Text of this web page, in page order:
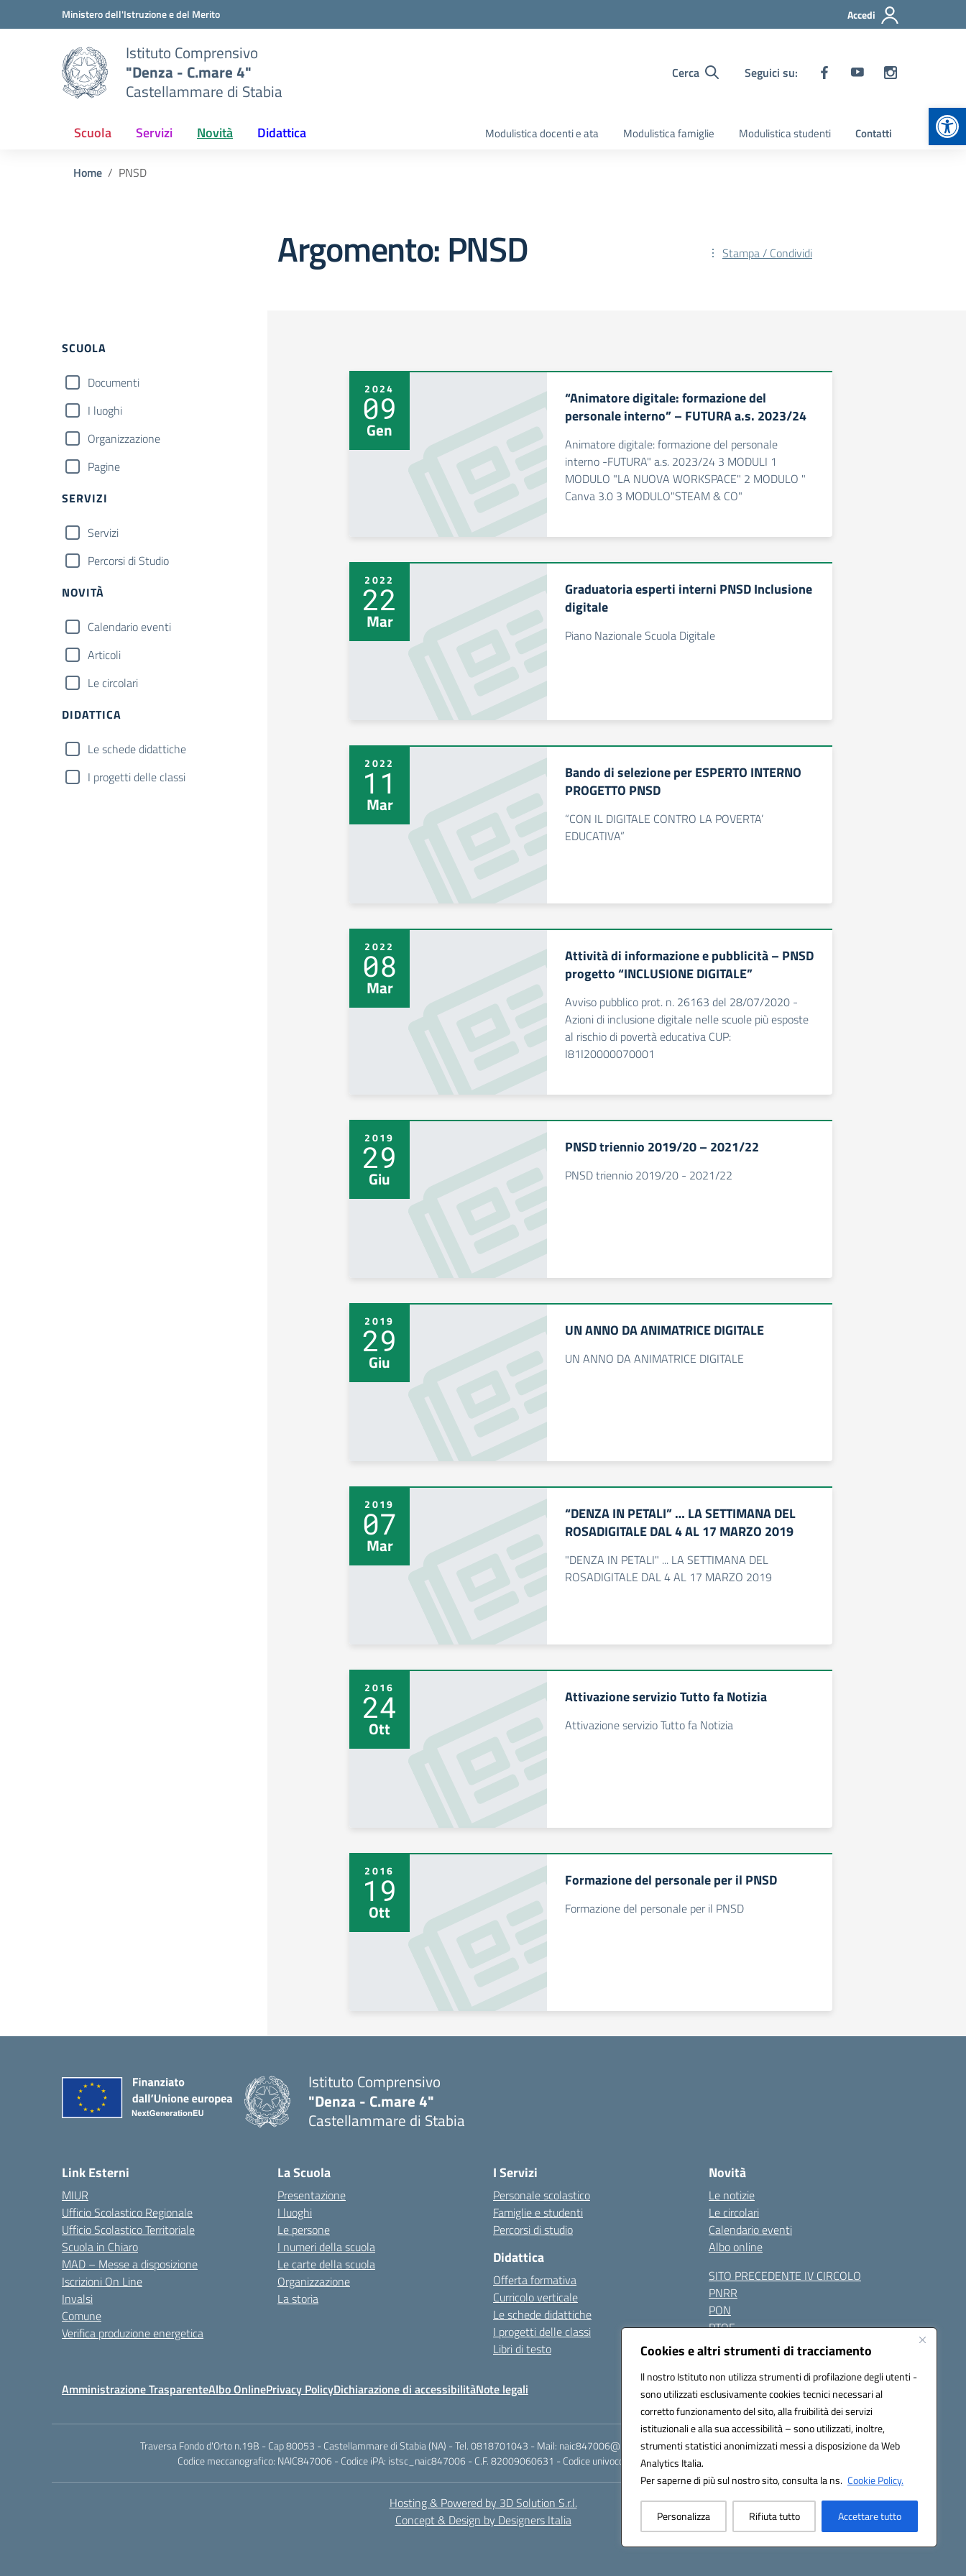
Cookies e altri strumenti di tracciamento
Il nostro Istituto non utilizza strumenti di profilazione degli utenti -
sono utilizzati esclusivamente cookies tecnici necessari al
corretto funzionamento del sito, alla fruibilità dei servizi
istituzionali e alla sua accessibilità – sono utilizzati, inoltre,
strumenti statistici anonimizzati messi a disposizione da Web
Analytics Italia.
Per saperne di più sul nostro sito, consulta la ns. Cookie Policy.
Personalizza Rifiuta tutto Accettare tutto
Vai ai contenuti
Vai al menu di navigazioneMinistero dell'Istruzione e del Merito Accedi
Istituto Comprensivo
"Denza - C.mare 4"
Castellammare di Stabia
Cerca Seguici su:
Scuola Servizi Novità Didattica Modulistica docenti e ata Modulistica famiglie Modulistica studenti Contatti
Home PNSD
Argomento: PNSD Stampa / Condividi
Filtri
SCUOLA
Documenti
I luoghi
Organizzazione
Pagine
SERVIZI
Servizi
Percorsi di Studio
NOVITÀ
Calendario eventi
Articoli
Le circolari
DIDATTICA
Le schede didattiche
I progetti delle classi
2024
09
Gen
“Animatore digitale: formazione del
personale interno” – FUTURA a.s. 2023/24
Animatore digitale: formazione del personale
interno -FUTURA" a.s. 2023/24 3 MODULI 1
MODULO "LA NUOVA WORKSPACE" 2 MODULO "
Canva 3.0 3 MODULO"STEAM & CO"
2022
22
Mar
Graduatoria esperti interni PNSD Inclusione
digitale
Piano Nazionale Scuola Digitale
2022
11
Mar
Bando di selezione per ESPERTO INTERNO
PROGETTO PNSD
“CON IL DIGITALE CONTRO LA POVERTA’
EDUCATIVA”
2022
08
Mar
Attività di informazione e pubblicità – PNSD
progetto “INCLUSIONE DIGITALE”
Avviso pubblico prot. n. 26163 del 28/07/2020 -
Azioni di inclusione digitale nelle scuole più esposte
al rischio di povertà educativa CUP:
I81I20000070001
2019
29
Giu
PNSD triennio 2019/20 – 2021/22
PNSD triennio 2019/20 - 2021/22
2019
29
Giu
UN ANNO DA ANIMATRICE DIGITALE
UN ANNO DA ANIMATRICE DIGITALE
2019
07
Mar
“DENZA IN PETALI” … LA SETTIMANA DEL
ROSADIGITALE DAL 4 AL 17 MARZO 2019
"DENZA IN PETALI" ... LA SETTIMANA DEL
ROSADIGITALE DAL 4 AL 17 MARZO 2019
2016
24
Ott
Attivazione servizio Tutto fa Notizia
Attivazione servizio Tutto fa Notizia
2016
19
Ott
Formazione del personale per il PNSD
Formazione del personale per il PNSD
Istituto Comprensivo
"Denza - C.mare 4"
Castellammare di Stabia
Link Esterni
MIUR
Ufficio Scolastico Regionale
Ufficio Scolastico Territoriale
Scuola in Chiaro
MAD – Messe a disposizione
Iscrizioni On Line
Invalsi
Comune
Verifica produzione energetica
La Scuola
Presentazione
I luoghi
Le persone
I numeri della scuola
Le carte della scuola
Organizzazione
La storia
I Servizi
Personale scolastico
Famiglie e studenti
Percorsi di studio
Didattica
Offerta formativa
Curricolo verticale
Le schede didattiche
I progetti delle classi
Libri di testo
Novità
Le notizie
Le circolari
Calendario eventi
Albo online
SITO PRECEDENTE IV CIRCOLO
PNRR
PON
PTOF
Contatti
Amministrazione TrasparenteAlbo OnlinePrivacy PolicyDichiarazione di accessibilitàNote legali Seguici su:
Traversa Fondo d'Orto n.19B - Cap 80053 - Castellammare di Stabia (NA) - Tel. 0818701043 - Mail: naic847006@istruzione.it - PEC: naic847006@pec.istruzione.it
Codice meccanografico: NAIC847006 - Codice iPA: istsc_naic847006 - C.F. 82009060631 - Codice univoco fatturazione elettronica (CUF): UFUAUC
Hosting & Powered by 3D Solution S.r.l.
Concept & Design by Designers Italia